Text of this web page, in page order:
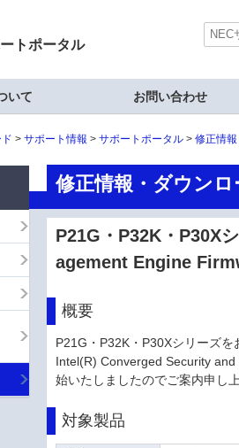
トポータル
いて お問い合わせ
サポート情報 サポートポータル 修正情
修正情報・ダウンロ
P21G・P32K・
agement Engine
概要
P21G・P32K・P30Xシリーズ
Intel(R) Converged Security
始いたしましたのでご案内申し
対象製品